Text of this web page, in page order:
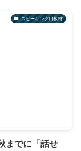
スピーキング用教材
までに「話せ